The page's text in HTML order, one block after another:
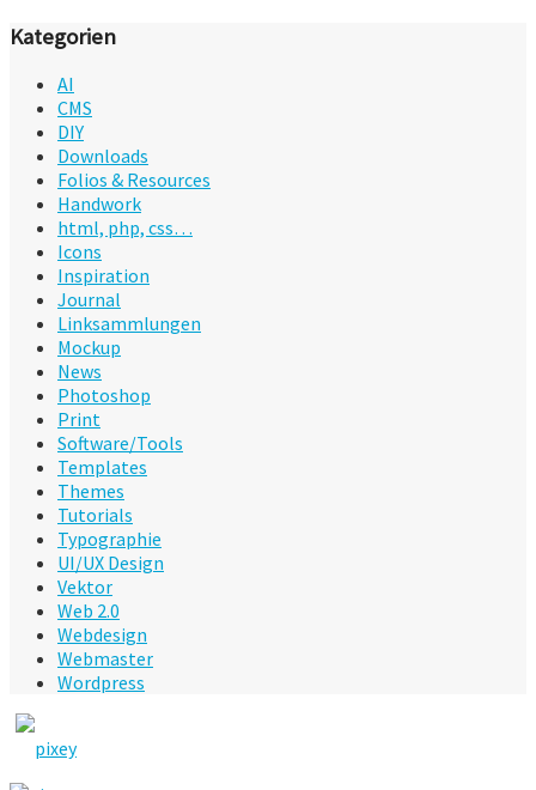
Kategorien
AI
CMS
DIY
Downloads
Folios & Resources
Handwork
html, php, css…
Icons
Inspiration
Journal
Linksammlungen
Mockup
News
Photoshop
Print
Software/Tools
Templates
Themes
Tutorials
Typographie
UI/UX Design
Vektor
Web 2.0
Webdesign
Webmaster
Wordpress